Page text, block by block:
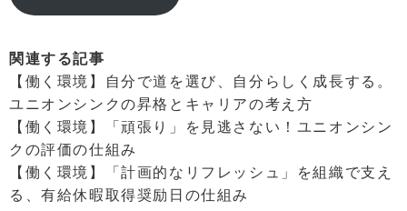
関連する記事
【働く環境】自分で道を選び、自分らしく成長する。
ユニオンシンクの昇格とキャリアの考え方
【働く環境】「頑張り」を見逃さない！ユニオンシン
クの評価の仕組み
【働く環境】「計画的なリフレッシュ」を組織で支え
る、有給休暇取得奨励日の仕組み